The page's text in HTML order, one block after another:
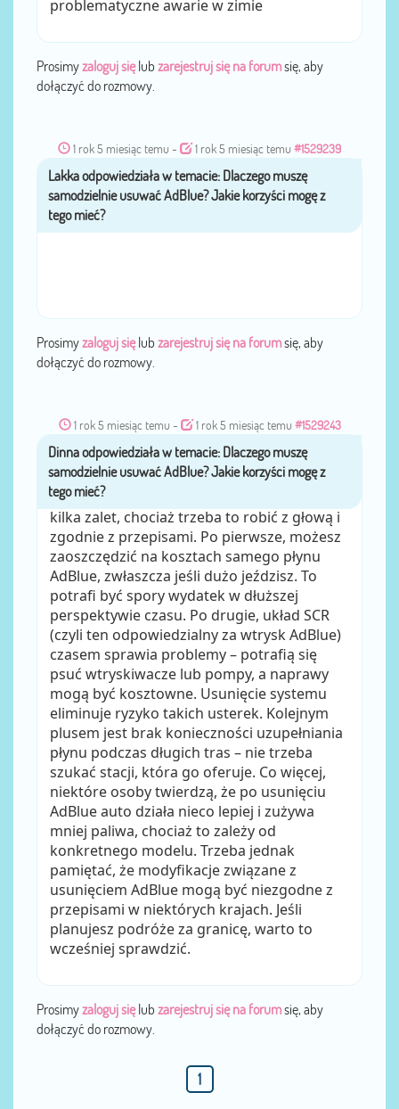
problematyczne awarie w zimie
Prosimyzaloguj sięlub zarejestruj się na forumsię, aby
dołączyć do rozmowy.
1 rok 5 miesiąc temu - 1 rok 5 miesiąc temu #1529239
przezLakka
....
Prosimyzaloguj sięlub zarejestruj się na forumsię, aby
dołączyć do rozmowy.
1 rok 5 miesiąc temu - 1 rok 5 miesiąc temu #1529243
przezDinna
Samodzielne
kilka zalet, chociaż trzeba to robić z głową i
zgodnie z przepisami. Po pierwsze, możesz
zaoszczędzić na kosztach samego płynu
AdBlue, zwłaszcza jeśli dużo jeździsz. To
potrafi być spory wydatek w dłuższej
perspektywie czasu. Po drugie, układ SCR
(czyli ten odpowiedzialny za wtrysk AdBlue)
czasem sprawia problemy – potrafią się
psuć wtryskiwacze lub pompy, a naprawy
mogą być kosztowne. Usunięcie systemu
eliminuje ryzyko takich usterek. Kolejnym
plusem jest brak konieczności uzupełniania
płynu podczas długich tras – nie trzeba
szukać stacji, która go oferuje. Co więcej,
niektóre osoby twierdzą, że po usunięciu
AdBlue auto działa nieco lepiej i zużywa
mniej paliwa, chociaż to zależy od
konkretnego modelu. Trzeba jednak
pamiętać, że modyfikacje związane z
usunięciem AdBlue mogą być niezgodne z
przepisami w niektórych krajach. Jeśli
planujesz podróże za granicę, warto to
wcześniej sprawdzić.
Prosimyzaloguj sięlub zarejestruj się na forumsię, aby
dołączyć do rozmowy.
1